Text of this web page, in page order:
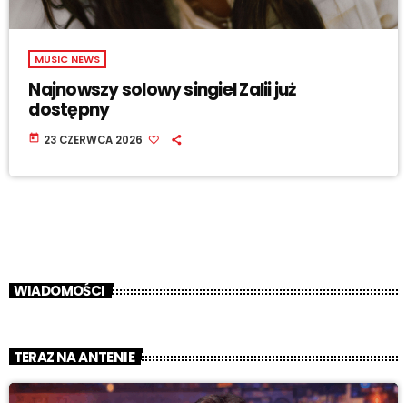
MUSIC NEWS
Najnowszy solowy singiel Zalii już
dostępny
today 23 CZERWCA 2026
WIADOMOŚCI
TERAZ NA ANTENIE